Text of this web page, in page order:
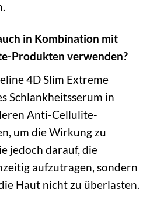
in Kombination mit
Produkten verwenden?
4D Slim Extreme
Schlankheitsserum in
Anti-Cellulite-
um die Wirkung zu
jedoch darauf, die
aufzutragen, sondern
Haut nicht zu überlasten.